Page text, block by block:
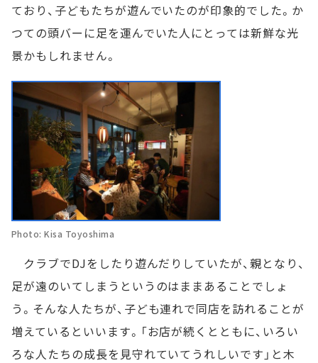
ており、子どもたちが遊んでいたのが印象的でした。か
つての頭バーに足を運んでいた人にとっては新鮮な光
景かもしれません。
Photo: Kisa Toyoshima
クラブでDJをしたり遊んだりしていたが、親となり、
足が遠のいてしまうというのはままあることでしょ
う。そんな人たちが、子ども連れで同店を訪れることが
増えているといいます。「お店が続くとともに、いろい
ろな人たちの成長を見守れていてうれしいです」と木